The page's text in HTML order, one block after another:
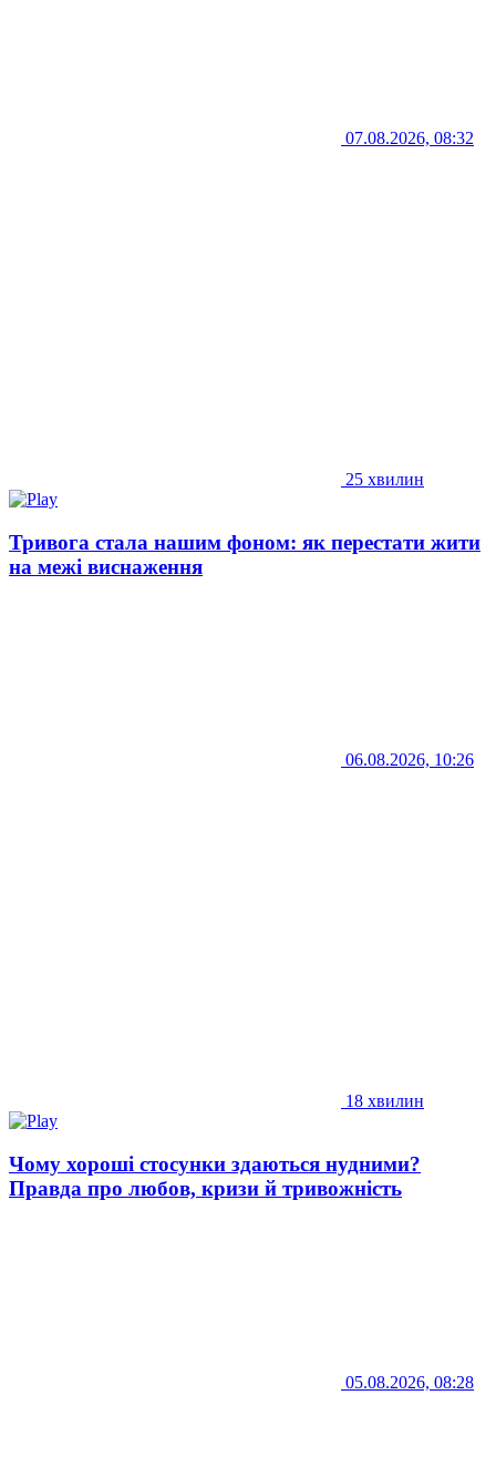
07.08.2026, 08:32
25 хвилин
Тривога стала нашим фоном: як перестати жити
на межі виснаження
06.08.2026, 10:26
18 хвилин
Чому хороші стосунки здаються нудними?
Правда про любов, кризи й тривожність
05.08.2026, 08:28